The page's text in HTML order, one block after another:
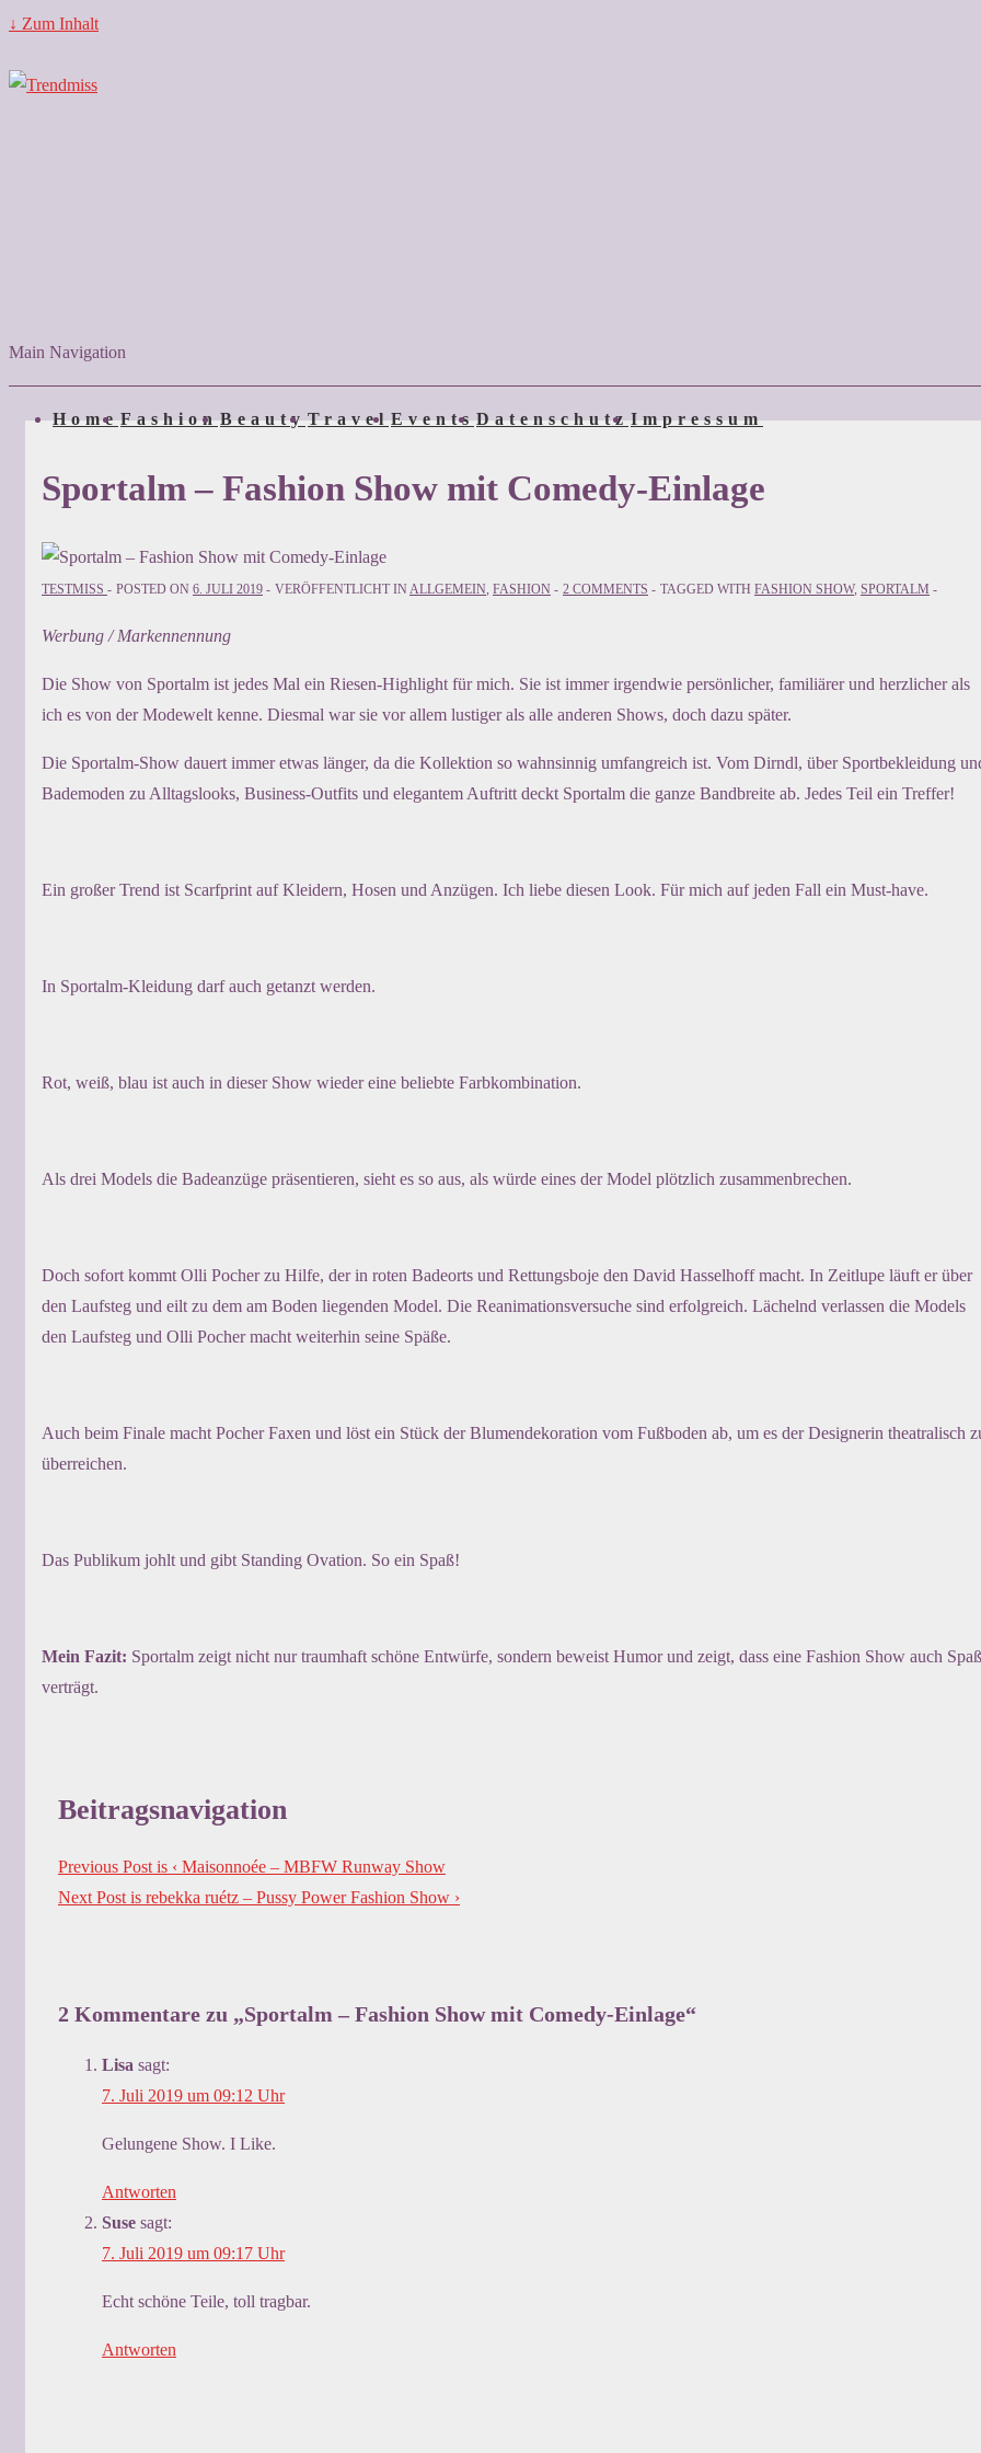
↓ Zum Inhalt
Main Navigation
HomeFashionBeautyTravelEventsDatenschutzImpressum
Sportalm – Fashion Show mit Comedy-Einlage
TESTMISS POSTED ON 6. JULI 2019 VERÖFFENTLICHT IN ALLGEMEIN FASHION 2 COMMENTS TAGGED WITH FASHION SHOW, SPORTALM
Werbung / Markennennung
Die Show von Sportalm ist jedes Mal ein Riesen-Highlight für mich. Sie ist immer irgendwie persönlicher, familiärer und herzlicher als
ich es von der Modewelt kenne. Diesmal war sie vor allem lustiger als alle anderen Shows, doch dazu später.
Die Sportalm-Show dauert immer etwas länger, da die Kollektion so wahnsinnig umfangreich ist. Vom Dirndl, über Sportbekleidung
Bademoden zu Alltagslooks, Business-Outfits und elegantem Auftritt deckt Sportalm die ganze Bandbreite ab. Jedes Teil ein Treffer!
Ein großer Trend ist Scarfprint auf Kleidern, Hosen und Anzügen. Ich liebe diesen Look. Für mich auf jeden Fall ein Must-have.
In Sportalm-Kleidung darf auch getanzt werden.
Rot, weiß, blau ist auch in dieser Show wieder eine beliebte Farbkombination.
Als drei Models die Badeanzüge präsentieren, sieht es so aus, als würde eines der Model plötzlich zusammenbrechen.
Doch sofort kommt Olli Pocher zu Hilfe, der in roten Badeorts und Rettungsboje den David Hasselhoff macht. In Zeitlupe läuft er über
den Laufsteg und eilt zu dem am Boden liegenden Model. Die Reanimationsversuche sind erfolgreich. Lächelnd verlassen die Models
den Laufsteg und Olli Pocher macht weiterhin seine Späße.
Auch beim Finale macht Pocher Faxen und löst ein Stück der Blumendekoration vom Fußboden ab, um es der Designerin theatralisch
überreichen.
Das Publikum johlt und gibt Standing Ovation. So ein Spaß!
Mein Fazit: Sportalm zeigt nicht nur traumhaft schöne Entwürfe, sondern beweist Humor und zeigt, dass eine Fashion Show auch Spaß
verträgt.
Beitragsnavigation
Previous Post is ‹ Maisonnoée – MBFW Runway Show
Next Post is rebekka ruétz – Pussy Power Fashion Show ›
2 Kommentare zu „Sportalm – Fashion Show mit Comedy-Einlage“
Lisa sagt:
7. Juli 2019 um 09:12 Uhr
Gelungene Show. I Like.
Antworten
Suse sagt:
7. Juli 2019 um 09:17 Uhr
Echt schöne Teile, toll tragbar.
Antworten